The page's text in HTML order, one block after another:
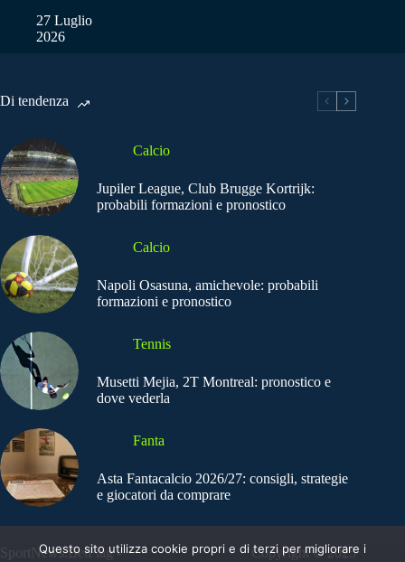
27 Luglio
2026
Di tendenza
Calcio
Jupiler League, Club Brugge Kortrijk:
probabili formazioni e pronostico
Calcio
Napoli Osasuna, amichevole: probabili
formazioni e pronostico
Tennis
Musetti Mejia, 2T Montreal: pronostico e
dove vederla
Fanta
Asta Fantacalcio 2026/27: consigli, strategie
e giocatori da comprare
SportNews.BetFlag -
Copyright © 2025
Questo sito utilizza cookie propri e di terzi per migliorare i